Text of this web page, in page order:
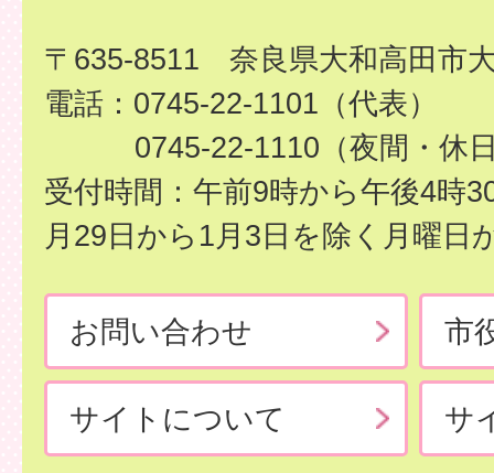
〒635-8511 奈良県大和高田市
電話：0745-22-1101（代表）
0745-22-1110（夜間・休
受付時間：午前9時から午後4時
月29日から1月3日を除く月曜日
お問い合わせ 市
サイトについて サ